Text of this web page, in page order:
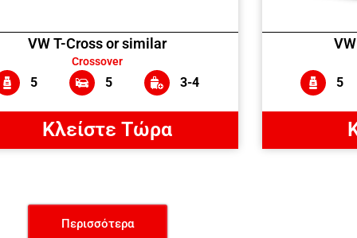
VW T-Cross or similar
Crossover
5 5 3-4
Κλείστε Τώρα
5
Περισσότερα